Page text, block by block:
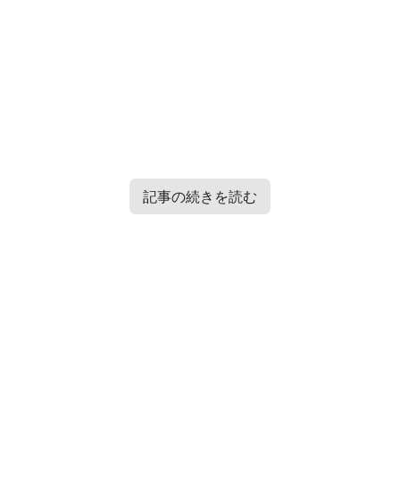
記事の続きを読む